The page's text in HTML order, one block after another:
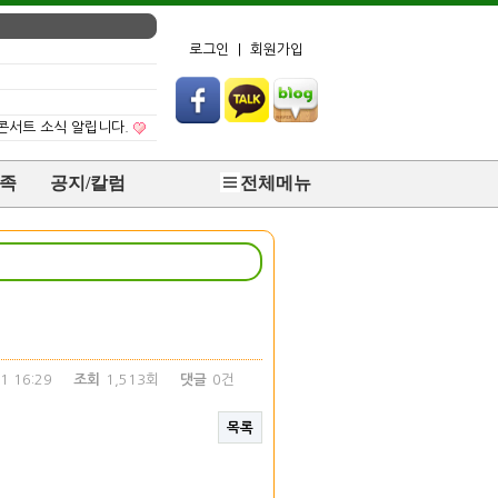
트 소식 알립니다.
로그인 회원가입
공지/칼럼 전체메뉴
16:29 조회 1,513회 댓글 0건
목록